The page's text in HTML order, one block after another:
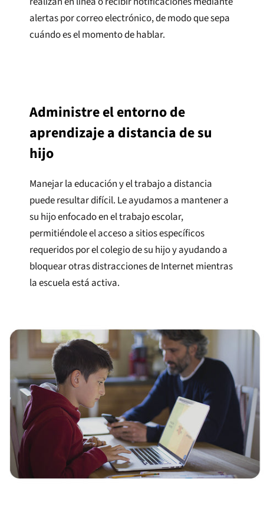
alertas por correo electrónico, de modo que sepa
cuándo es el momento de hablar.
Administre el entorno de
aprendizaje a distancia de su
hijo
Manejar la educación y el trabajo a distancia
puede resultar difícil. Le ayudamos a mantener a
su hijo enfocado en el trabajo escolar,
permitiéndole el acceso a sitios específicos
requeridos por el colegio de su hijo y ayudando a
bloquear otras distracciones de Internet mientras
la escuela está activa.